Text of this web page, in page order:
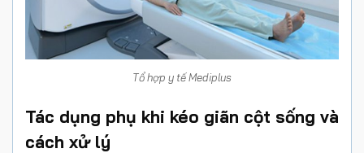
Tổ hợp y tế Mediplus
Tác dụng phụ khi kéo giãn cột sống và
cách xử lý